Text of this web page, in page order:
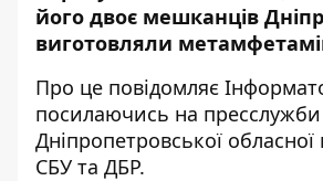
його двоє мешканців
виготовляли
Про це повідомляє
посилаючись на пресслужби
Дніпропетровської
СБУ та ДБР.